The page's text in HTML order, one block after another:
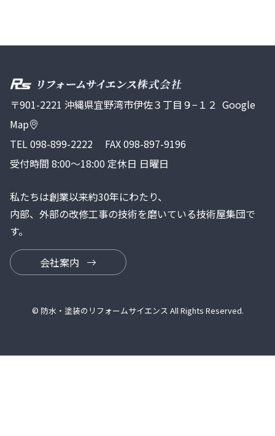
〒901-2221 沖縄県宜野湾市伊佐３丁目９−１２ Google
Map
TEL098-899-2222
FAX 098-897-9196
受付時間 8:00～18:00 定休日 日曜日
私たちは創業以来約30年にわたり、
内部、外部の改修工事の技術を磨いている技術屋集団で
す。
会社案内
© 防水・塗装のリフォームサイエンス All Rights Reserved.